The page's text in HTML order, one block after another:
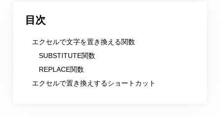
目次
エクセルで文字を置き換える関数
SUBSTITUTE関数
REPLACE関数
エクセルで置き換えするショートカット